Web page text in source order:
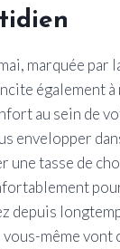
marquée par
également
au sein de
envelopper
une tasse de
depuis
même vont